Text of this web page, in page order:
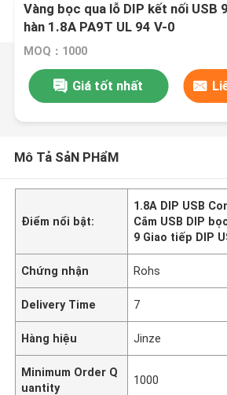
Vàng bọc qua lỗ DIP kết nối USB
hàn 1.8A PA9T UL 94 V-0
MOQ：1000
Giá tốt nhất
Mô Tả SảN PHẩM
Điểm nổi bật:
1.8A DIP USB
Cắm USB DIP
9 Giao tiếp DIP
Chứng nhận Rohs
Delivery Time 7
Hàng hiệu Jinze
Minimum Order Q
uantity
1000